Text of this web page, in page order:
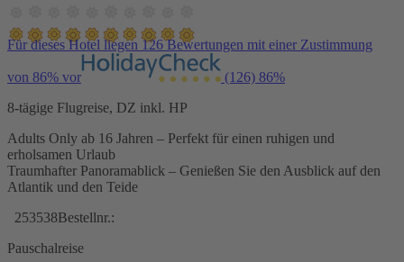
Für dieses Hotel liegen 126 Bewertungen mit einer Zustimmung
von 86% vor (126) 86%
8-tägige Flugreise, DZ inkl. HP
Adults Only ab 16 Jahren – Perfekt für einen ruhigen und
erholsamen Urlaub
Traumhafter Panoramablick – Genießen Sie den Ausblick auf den
Atlantik und den Teide
253538Bestellnr.:
Pauschalreise